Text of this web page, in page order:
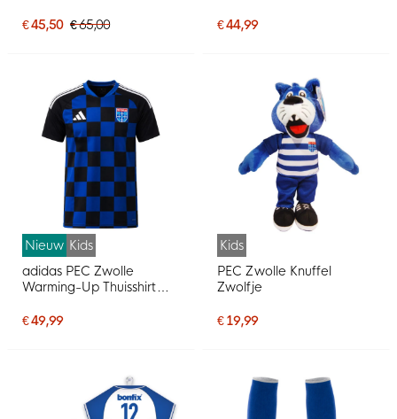
€ 45,50 € 65,00
€ 44,99
Nieuw Kids
adidas PEC Zwolle
Warming-Up Thuisshirt
€ 49,99
Kids
PEC Zwolle Knuffel
Zwolfje
€ 19,99